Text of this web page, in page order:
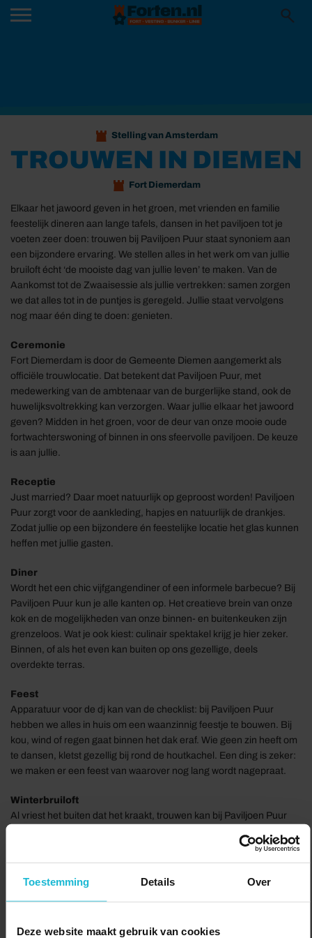
Toestemming Details Over
Deze website maakt gebruik van cookies
Stelling van Amsterdam
TROUWEN IN DIEMEN
Fort Diemerdam
Elkaar het jawoord geven in het groen, met vrienden en familie
feestelijk dineren aan lange tafels, dansen in het paviljoen tot je
voeten zeer doen: trouwen bij Paviljoen Puur staat synoniem aan
een bijzondere ervaring. We stellen alles in het werk om van jullie
bruiloft écht ‘de mooiste dag van jullie leven’ te maken. Van de
Aankomst tot de Zwaaisessie als jullie vertrekken: samen zorgen
we dat alles tot in de puntjes is geregeld. Jullie staat vervolgens
nog maar één ding te doen: genieten.
Ceremonie
Fort Diemerdam is door de Gemeente Diemen aangemerkt als
officiële trouwlocatie. Dat betekent dat Paviljoen Puur, met
medewerking van de ambtenaar van de burgerlijke stand, ook de
huwelijksvoltrekking kan verzorgen. Waar jullie elkaar het jawoord
geven? Midden in het groen, voor de deur van onze mooie oude
fortwachterswoning of binnen in ons sfeervolle paviljoen. De keuze
is aan jullie.
Receptie
Just married? Daar moet natuurlijk op geproost worden! Paviljoen
Puur zorgt voor de aankleding, hapjes en natuurlijk de drankjes.
Zodat jullie op een bijzondere én feestelijke locatie het glas kunnen
heffen met jullie gasten.
Diner
Wordt het een chic vijfgangendiner of een informele barbecue? Bij
Paviljoen Puur kun je alle kanten op. Het creatieve brein van onze
kok en de mogelijkheden van onze binnen- en buitenkeuken zijn
grenzeloos. Wat je ook kiest: culinair spektakel krijg je hier zeker.
Binnen, of als het even kan buiten op ons gezellige, deels
overdekte terras.
Feest
Apparatuur voor de dj kan van de checklist: bij Paviljoen Puur
hebben we alles in huis om een waanzinnig feestje te bouwen. Bij
kou, wind of regen gaat binnen het dak eraf. Wie geen zin heeft om
te dansen, kletst gezellig bij rond de houtkachel. Een ding is zeker:
we maken er een feest van waarover nog lang wordt nagepraat.
Winterbruiloft
Al vriest het buiten dat het kraakt, trouwen kan bij Paviljoen Puur
romantische winterbruiloft helemaal op je plek. Met chique tenten,
houtkachels en schapenvachtjes zorgen we dat de gasten er
warmpjes bij zitten en met een beetje geluk geven jullie het jawoord